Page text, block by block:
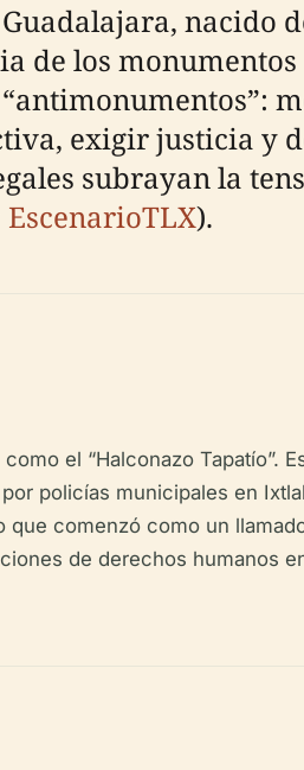
nacido
de los monumentos
exigir justicia y
subrayan la
EscenarioTLX).
el “Halconazo Tapatío”.
policías municipales en
que comenzó como un
de derechos humanos